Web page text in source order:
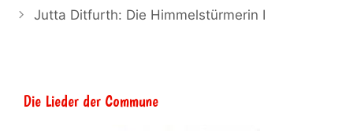
Jutta Ditfurth: Die Himmelstürmerin I
Die Lieder der Commune